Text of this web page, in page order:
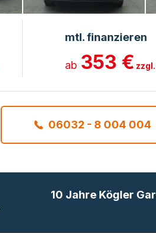
mtl. finanzieren
ab 353 €
06032 - 8 004 004
10 Jahre Kögler